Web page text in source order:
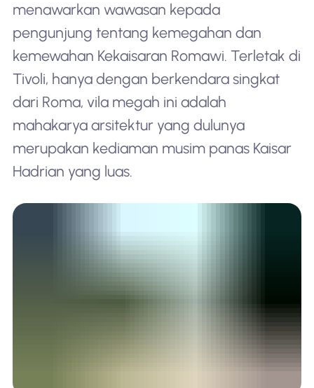
menawarkan wawasan kepada
pengunjung tentang kemegahan dan
kemewahan Kekaisaran Romawi. Terletak di
Tivoli, hanya dengan berkendara singkat
dari Roma, vila megah ini adalah
mahakarya arsitektur yang dulunya
merupakan kediaman musim panas Kaisar
Hadrian yang luas.